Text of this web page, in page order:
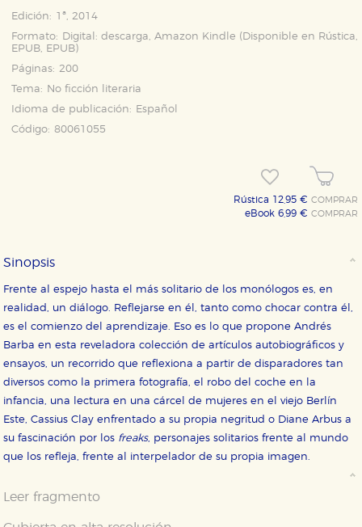
Edición: 1ª, 2014
Formato:
Digital: descarga, Amazon Kindle (Disponible en Rústica,
EPUB, EPUB)
Páginas: 200
Tema:
No ficción literaria
Idioma de publicación:
Español
Código: 80061055
Rústica 12,95 €COMPRAR
eBook 6,99 €COMPRAR
Sinopsis
Frente al espejo hasta el más solitario de los monólogos es, en
realidad, un diálogo. Reflejarse en él, tanto como chocar contra él,
es el comienzo del aprendizaje. Eso es lo que propone Andrés
Barba en esta reveladora colección de ­artículos autobiográficos y
ensayos, un recorrido que reflexiona a partir de disparadores tan
diversos como la primera fotografía, el robo del coche en la
infancia, una lectura en una cárcel de mujeres en el viejo Berlín
Este, Cassius Clay enfrentado a su propia negritud o Diane Arbus a
su fascinación por los freaks, personajes solitarios frente al mundo
que los refleja, frente al interpelador de su propia imagen.
Leer fragmento
CONFIGURACIÓN DE COOKIES
HABILITAR TODO RECHAZAR TODO
Estas cookies son necesarias para que nuestro sitio